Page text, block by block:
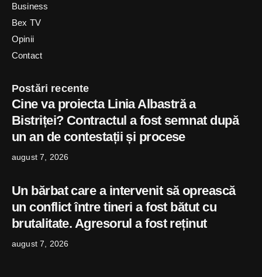
Business
Bex TV
Opinii
Contact
Postări recente
Cine va proiecta Linia Albastră a
Bistriței? Contractul a fost semnat după
un an de contestații și procese
august 7, 2026
Un bărbat care a intervenit să oprească
un conflict între tineri a fost bătut cu
brutalitate. Agresorul a fost reținut
august 7, 2026